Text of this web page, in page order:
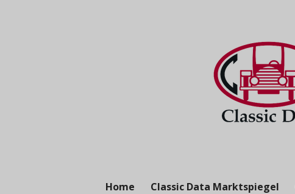
Home Classic Data Marktspiegel